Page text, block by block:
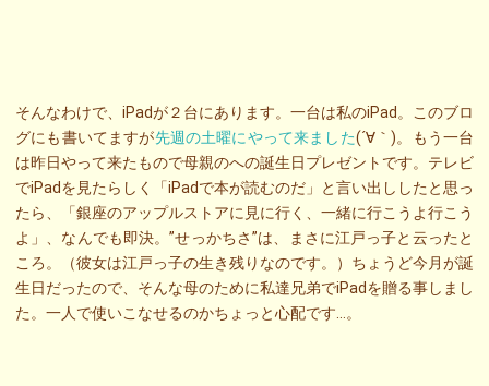
そんなわけで、iPadが２台にあります。一台は私のiPad。このブロ
グにも書いてますが先週の土曜にやって来ました(´∀｀)。もう一台
は昨日やって来たもので母親のへの誕生日プレゼントです。テレビ
でiPadを見たらしく「iPadで本が読むのだ」と言い出ししたと思っ
たら、「銀座のアップルストアに見に行く、一緒に行こうよ行こう
よ」、なんでも即決。”せっかちさ”は、まさに江戸っ子と云ったと
ころ。（彼女は江戸っ子の生き残りなのです。）ちょうど今月が誕
生日だったので、そんな母のために私達兄弟でiPadを贈る事しまし
た。一人で使いこなせるのかちょっと心配です…。